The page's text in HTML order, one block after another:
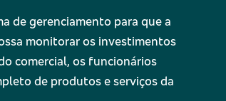
de gerenciamento para que a
monitorar os investimentos
comercial, os funcionários
de produtos e serviços da